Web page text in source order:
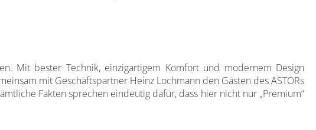
Mit bester Technik, einzigartigem Komfort und modernem Design
mit Geschäftspartner Heinz Lochmann den Gästen des ASTORs
Fakten sprechen eindeutig dafür, dass hier nicht nur „Premium“